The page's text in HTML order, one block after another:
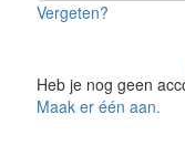
Vergeten?
Heb je nog geen
Maak er één aan.